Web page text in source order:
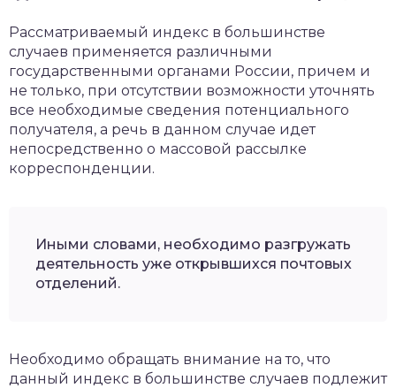
Рассматриваемый индекс в большинстве
случаев применяется различными
государственными органами России, причем и
не только, при отсутствии возможности уточнять
все необходимые сведения потенциального
получателя, а речь в данном случае идет
непосредственно о массовой рассылке
корреспонденции.
Иными словами, необходимо разгружать
деятельность уже открывшихся почтовых
отделений.
Необходимо обращать внимание на то, что
данный индекс в большинстве случаев подлежит